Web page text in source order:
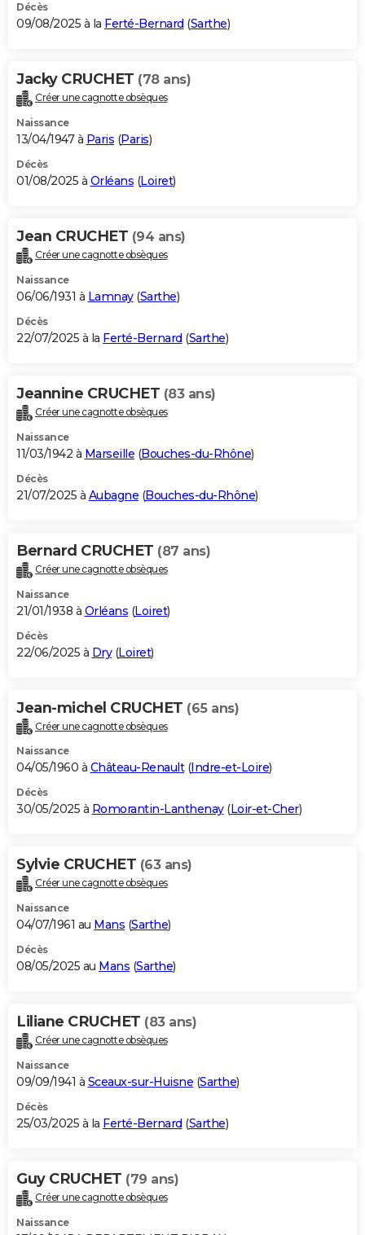
Décès
09/08/2025 à la Ferté-Bernard (Sarthe)
Jacky CRUCHET (78 ans)
Créer une cagnotte obsèques
Naissance
13/04/1947 à Paris (Paris)
Décès
01/08/2025 à Orléans (Loiret)
Jean CRUCHET (94 ans)
Créer une cagnotte obsèques
Naissance
06/06/1931 à Lamnay(Sarthe)
Décès
22/07/2025 à la Ferté-Bernard (Sarthe)
Jeannine CRUCHET (83 ans)
Créer une cagnotte obsèques
Naissance
11/03/1942 à Marseille (Bouches-du-Rhône)
Décès
21/07/2025 à Aubagne (Bouches-du-Rhône)
Bernard CRUCHET (87 ans)
Créer une cagnotte obsèques
Naissance
21/01/1938 à Orléans (Loiret)
Décès
22/06/2025 à Dry(Loiret)
Jean-michel CRUCHET (65 ans)
Créer une cagnotte obsèques
Naissance
04/05/1960 à Château-Renault(Indre-et-Loire)
Décès
30/05/2025 à Romorantin-Lanthenay(Loir-et-Cher)
Sylvie CRUCHET (63 ans)
Créer une cagnotte obsèques
Naissance
04/07/1961 au Mans (Sarthe)
Décès
08/05/2025 au Mans (Sarthe)
Liliane CRUCHET (83 ans)
Créer une cagnotte obsèques
Naissance
09/09/1941 à Sceaux-sur-Huisne (Sarthe)
Décès
25/03/2025 à la Ferté-Bernard (Sarthe)
Guy CRUCHET (79 ans)
Créer une cagnotte obsèques
Naissance